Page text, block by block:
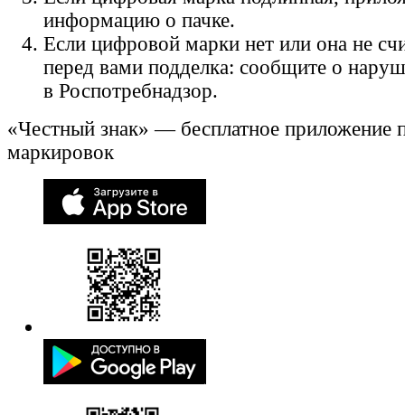
информацию о пачке.
Если цифровой марки нет или она не
перед вами подделка: сообщите о
в Роспотребнадзор.
«Честный знак» — бесплатное приложение
маркировок